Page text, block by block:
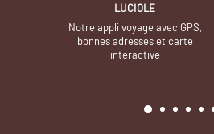
LUCIOLE
Notre appli voyage avec GPS,
bonnes adresses et carte
interactive